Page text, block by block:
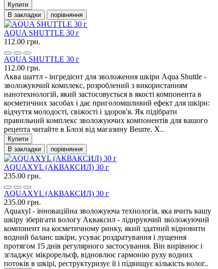
Купити
В закладки
порівняння
AQUA SHUTTLE 30 г
112.00 грн.
AQUA SHUTTLE 30 г
112.00 грн.
Аква шаттл - інгредієнт для зволоження шкіри Aqua Shuttle -
зволожуючий комплекс, розроблений з використанням
нанотехнологій, який застосовується в якості компонента в
косметичних засобах і дає приголомшливий ефект для шкіри:
відчуття молодості, свіжості і здоров'я. Як підібрати
правильний комплекс зволожуючих компонентів для вашого
рецепта читайте в Блозі від магазину Beurre. Х..
Купити
В закладки
порівняння
AQUAXYL (АКВАКСИЛ) 30 г
235.00 грн.
AQUAXYL (АКВАКСИЛ) 30 г
235.00 грн.
Aquaxyl - інноваційна зволожуюча технологія, яка вчить вашу
шкіру зберігати вологу Акваксил - лідируючий зволожуючий
компонент на косметичному ринку, який здатний відновити
водний баланс шкіри, усуває роздратування і лущення
протягом 15 днів регулярного застосування. Він вирівнює і
згладжує мікрорельєф, відновлює гармонію руху водних
потоків в шкірі, реструктуризує її і підвищує кількість волог..